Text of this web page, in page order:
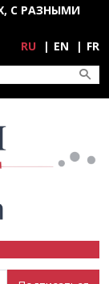
С РАЗНЫМИ
RU EN FR